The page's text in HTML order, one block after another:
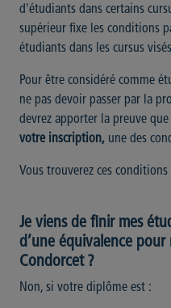
d'étudiants dans certains
supérieur fixe les conditions
étudiants dans les cursus
Pour être considéré comme
ne pas devoir passer par la
devrez apporter la preuve
votre inscription, une des
Vous trouverez ces
Je viens de finir mes
d’une équivalence pour
Condorcet ?
Non, si votre diplôme est :